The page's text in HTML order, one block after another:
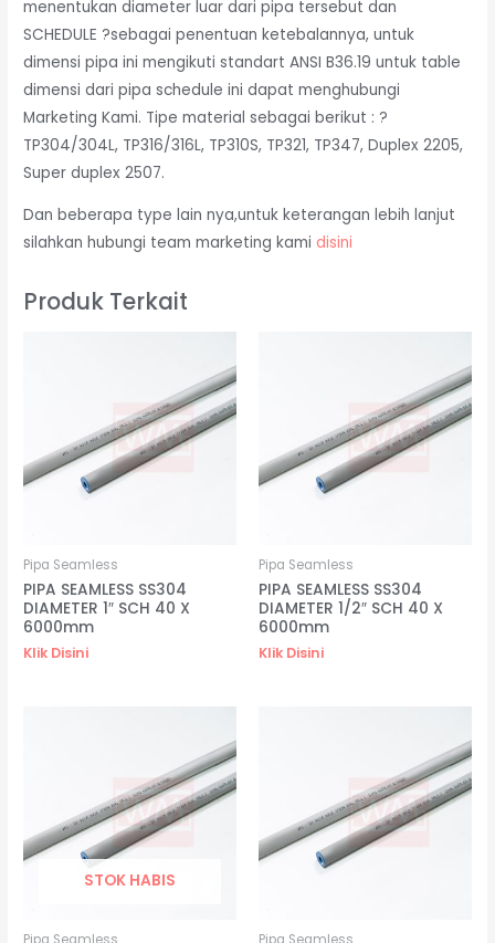
menentukan diameter luar dari pipa tersebut dan
SCHEDULE ?sebagai penentuan ketebalannya, untuk
dimensi pipa ini mengikuti standart ANSI B36.19 untuk table
dimensi dari pipa schedule ini dapat menghubungi
Marketing Kami. Tipe material sebagai berikut : ?
TP304/304L, TP316/316L, TP310S, TP321, TP347, Duplex 2205,
Super duplex 2507.
Dan beberapa type lain nya,untuk keterangan lebih lanjut
silahkan hubungi team marketing kami disini
Produk Terkait
Pipa Seamless
PIPA SEAMLESS SS304
DIAMETER 1″ SCH 40 X
6000mm
Klik Disini
Pipa Seamless
PIPA SEAMLESS SS304
DIAMETER 1/2″ SCH 40 X
6000mm
Klik Disini
STOK HABIS